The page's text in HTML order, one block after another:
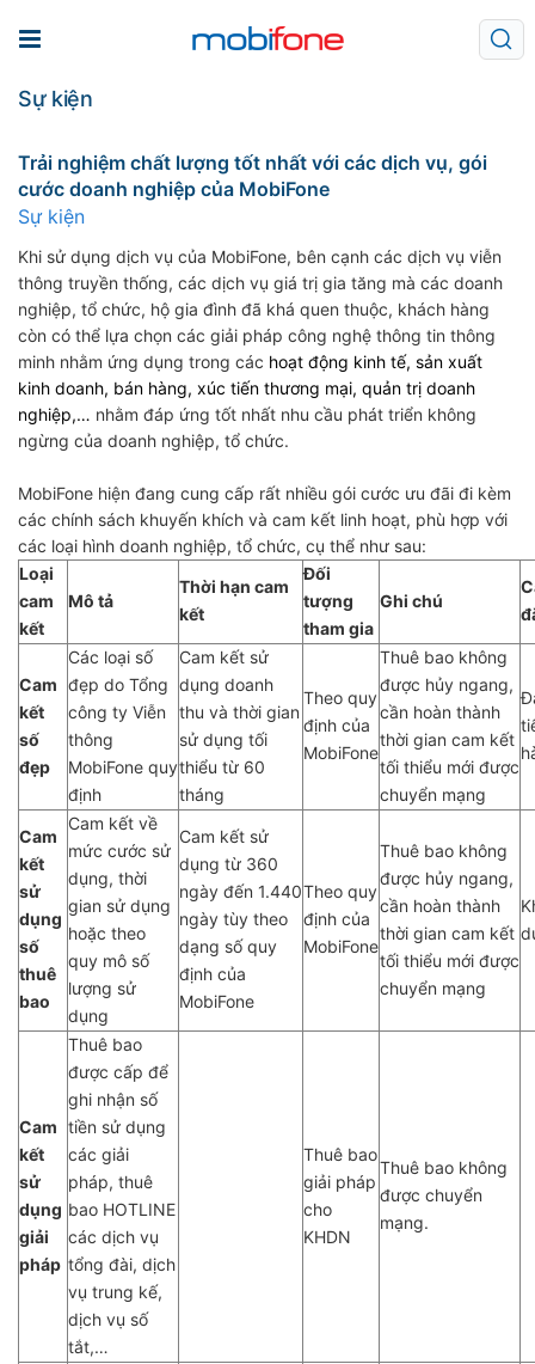
Sự kiện
Trải nghiệm chất lượng tốt nhất với các dịch vụ, gói
cước doanh nghiệp của MobiFone
Sự kiện
Khi sử dụng dịch vụ của MobiFone, bên cạnh các dịch vụ viễn
thông truyền thống, các dịch vụ giá trị gia tăng mà các doanh
nghiệp, tổ chức, hộ gia đình đã khá quen thuộc, khách hàng
còn có thể lựa chọn các giải pháp công nghệ thông tin thông
minh nhằm ứng dụng trong các hoạt động kinh tế, sản xuất
kinh doanh, bán hàng, xúc tiến thương mại, quản trị doanh
nghiệp,… nhằm đáp ứng tốt nhất nhu cầu phát triển không
ngừng của doanh nghiệp, tổ chức.
MobiFone hiện đang cung cấp rất nhiều gói cước ưu đãi đi kèm
các chính sách khuyến khích và cam kết linh hoạt, phù hợp với
các loại hình doanh nghiệp, tổ chức, cụ thể như sau:
Loại
cam
kết
Mô tả
Thời hạn cam
kết
Đối
tượng
tham gia
Ghi chú
Cam
kết
số
đẹp
Các loại số
đẹp do Tổng
công ty Viễn
thông
MobiFone quy
định
Cam kết sử
dụng doanh
thu và thời gian
sử dụng tối
thiểu từ 60
tháng
Theo quy
định của
MobiFone
Thuê bao không
được hủy ngang,
cần hoàn thành
thời gian cam kết
tối thiểu mới được
chuyển mạng
Cam
kết
sử
dụng
số
thuê
bao
Cam kết về
mức cước sử
dụng, thời
gian sử dụng
hoặc theo
quy mô số
lượng sử
dụng
Cam kết sử
dụng từ 360
ngày đến 1.440
ngày tùy theo
dạng số quy
định của
MobiFone
Theo quy
định của
MobiFone
Thuê bao không
được hủy ngang,
cần hoàn thành
thời gian cam kết
tối thiểu mới được
chuyển mạng
Cam
kết
sử
dụng
giải
pháp
Thuê bao
được cấp để
ghi nhận số
tiền sử dụng
các giải
pháp, thuê
bao HOTLINE
các dịch vụ
tổng đài, dịch
vụ trung kế,
dịch vụ số
tắt,…
Thuê bao
giải pháp
cho
KHDN
Thuê bao không
được chuyển
mạng.